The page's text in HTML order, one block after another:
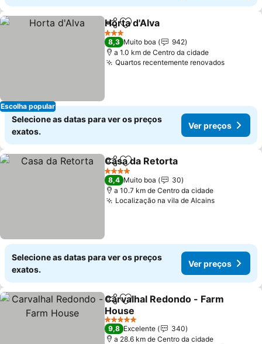
Escolha popular
PartilharAdicionar aos favoritos
Horta d'Alva
3 Estrelas
8,3 Muito boa
942
a 1.0 km de Centro da cidade
Quartos recentemente renovadosVer
Selecione as datas para ver os preços
exatos.
Ver preços
PartilharAdicionar aos favoritos
Casa da Retorta
4 Estrelas
8,4 Muito boa
30
a 10.7 km de Centro da cidade
Localização na vila de AlcainsVer preços
Selecione as datas para ver os preços
exatos.
Ver preços
PartilharAdicionar aos favoritos
Carvalhal Redondo - Farm
House
Ver preços
5 Estrelas
9,8 Excelente
340
a 28.6 km de Centro da cidade